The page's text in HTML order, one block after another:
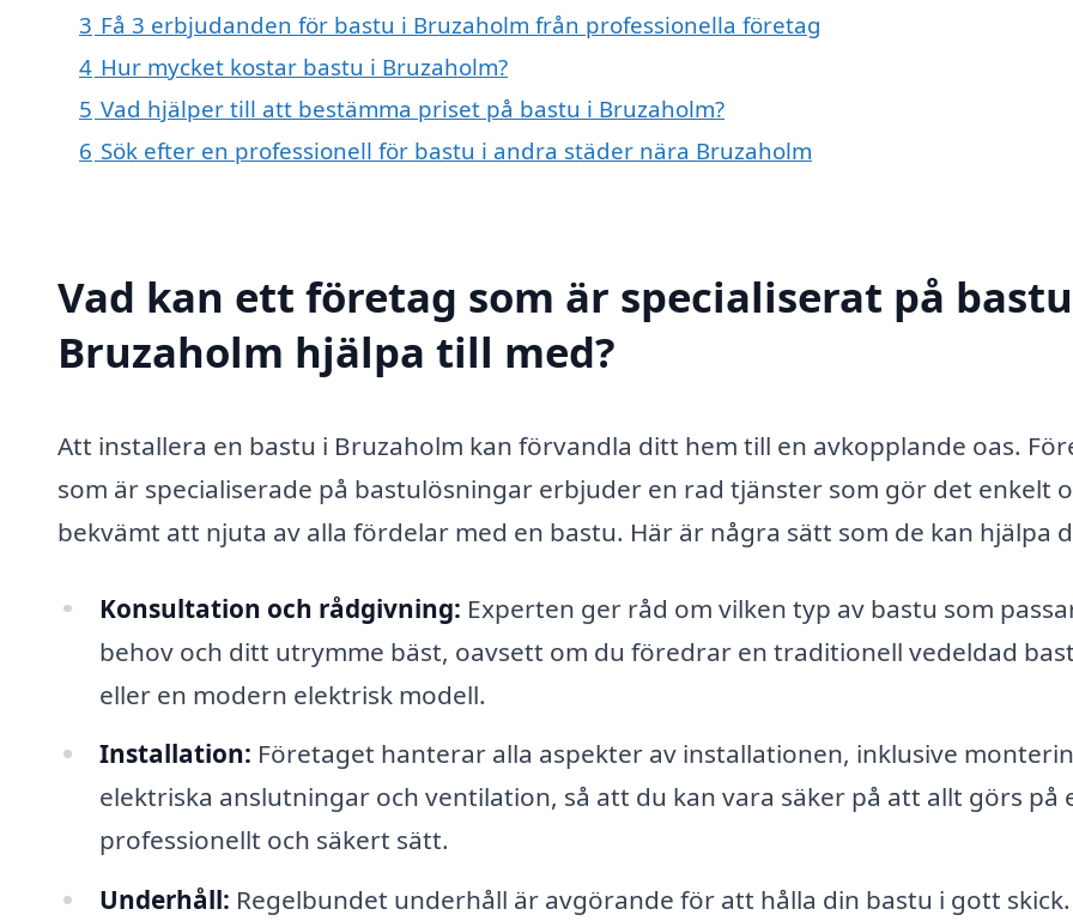
3 Få 3 erbjudanden för bastu i Bruzaholm från professionella företag
4 Hur mycket kostar bastu i Bruzaholm?
5 Vad hjälper till att bestämma priset på bastu i Bruzaholm?
6 Sök efter en professionell för bastu i andra städer nära Bruzaholm
Vad kan ett företag som är specialiserat på
Bruzaholm hjälpa till med?
Att installera en bastu i Bruzaholm kan förvandla ditt hem till en avkopplande oas.
som är specialiserade på bastulösningar erbjuder en rad tjänster som gör det enkelt
bekvämt att njuta av alla fördelar med en bastu. Här är några sätt som de kan hjälpa
Konsultation och rådgivning: Experten ger råd om vilken typ av bastu som
behov och ditt utrymme bäst, oavsett om du föredrar en traditionell vedeldad
eller en modern elektrisk modell.
Installation: Företaget hanterar alla aspekter av installationen, inklusive
elektriska anslutningar och ventilation, så att du kan vara säker på att allt görs på
professionellt och säkert sätt.
Underhåll: Regelbundet underhåll är avgörande för att hålla din bastu i gott skick.